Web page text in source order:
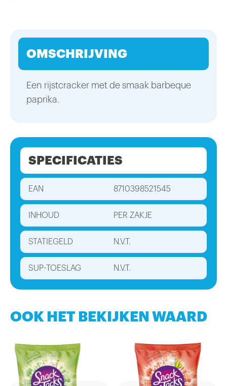
OMSCHRIJVING
Een rijstcracker met de smaak barbeque
paprika.
SPECIFICATIES
EAN 8710398521545
INHOUD PER ZAKJE
STATIEGELD N.V.T.
SUP-TOESLAG N.V.T.
OOK HET BEKIJKEN WAARD